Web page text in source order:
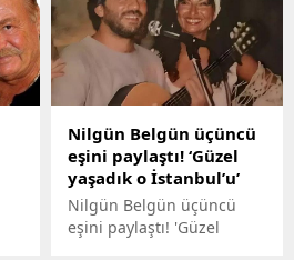
Nilgün Belgün üçüncü
eşini paylaştı! ‘Güzel
yaşadık o İstanbul’u’
Nilgün Belgün üçüncü
eşini paylaştı! 'Güzel